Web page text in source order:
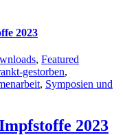
2023
, Featured
gestorben,
, Symposien und
2023